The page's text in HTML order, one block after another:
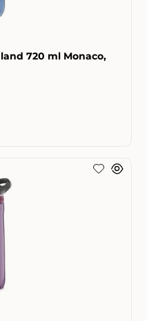
720 ml Monaco,